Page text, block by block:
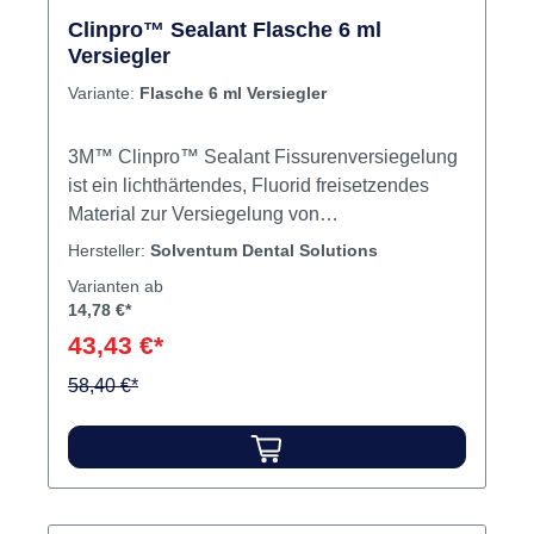
Clinpro™ Sealant Flasche 6 ml
Versiegler
Variante: Flasche 6 ml Versiegler
3M™ Clinpro™ Sealant Fissurenversiegelung
ist ein lichthärtendes, Fluorid freisetzendes
Material zur Versiegelung von
Schmelzdefekten und Fissuren. Die
Technologie unterstützt bei der exakten
Kontrolle des gleichmäßigen
AuftragsFluoridfreisetzendLanganhaltender
KariesFrühprävention gegen Karies in
Schmelzdefekten und Fissuren Inhalt
Hersteller: Solventum Dental Solutions
Varianten ab
14,78 €*
43,43 €*
58,40 €*